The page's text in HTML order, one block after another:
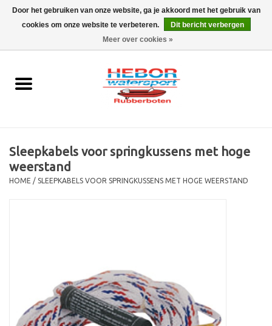
0 Artikelen - €0,00
Outboard
Sleepkabels voor springkussens met hoge
weerstand
HOME / SLEEPKABELS VOOR SPRINGKUSSENS MET HOGE WEERSTAND
Door het gebruiken van onze website, ga je akkoord met het gebruik van
cookies om onze website te verbeteren.
Dit bericht verbergen
Meer over cookies »